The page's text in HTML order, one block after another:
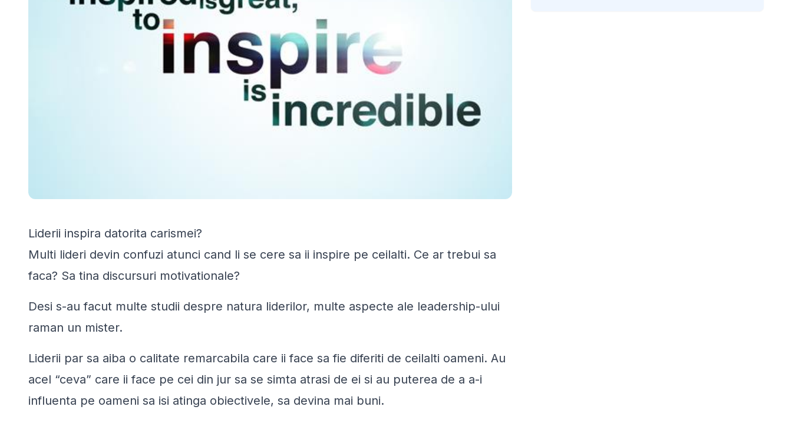
Liderii inspira datorita carismei?
Multi lideri devin confuzi atunci cand li se cere sa ii inspire pe ceilalti. Ce ar trebui sa
faca? Sa tina discursuri motivationale?
Desi s-au facut multe studii despre natura liderilor, multe aspecte ale leadership-ului
raman un mister.
Liderii par sa aiba o calitate remarcabila care ii face sa fie diferiti de ceilalti oameni. Au
acel “ceva” care ii face pe cei din jur sa se simta atrasi de ei si au puterea de a a-i
influenta pe oameni sa isi atinga obiectivele, sa devina mai buni.